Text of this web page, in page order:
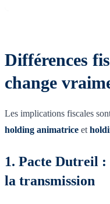
Différences
change
Les implications fiscales
holding animatrice et
1. Pacte Dutreil
la transmission